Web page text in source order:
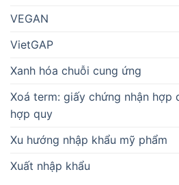
VEGAN
VietGAP
Xanh hóa chuỗi cung ứng
Xoá term: giấy chứng nhận hợp
hợp quy
Xu hướng nhập khẩu mỹ phẩm
Xuất nhập khẩu